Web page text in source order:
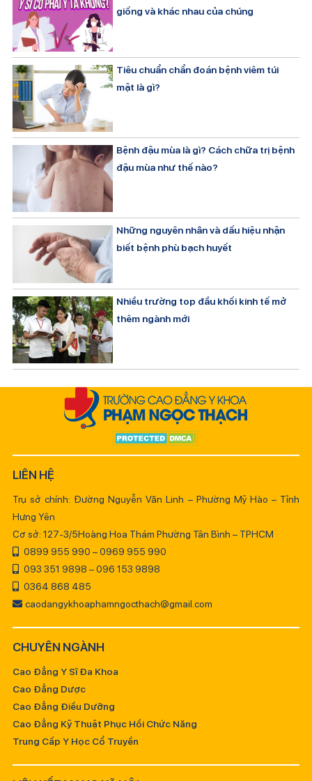
giống và khác nhau của chúng
Tiêu chuẩn chẩn đoán bệnh viêm túi
mật là gì?
Bệnh đậu mùa là gì? Cách chữa trị bệnh
đậu mùa như thế nào?
Những nguyên nhân và dấu hiệu nhận
biết bệnh phù bạch huyết
Nhiều trường top đầu khối kinh tế mở
thêm ngành mới
LIÊN HỆ
Trụ sở chính: Đường Nguyễn Văn Linh – Phường Mỹ Hào – Tỉnh
Hưng Yên
Cơ sở: 127-3/5Hoàng Hoa Thám Phường Tân Bình – TPHCM
0899 955 990 – 0969 955 990
093 351 9898 – 096 153 9898
0364 868 485
caodangykhoaphamngocthach@gmail.com
CHUYÊN NGÀNH
Cao Đẳng Y Sĩ Đa Khoa
Cao Đẳng Dược
Cao Đẳng Điều Dưỡng
Cao Đẳng Kỹ Thuật Phục Hồi Chức Năng
Trung Cấp Y Học Cổ Truyền